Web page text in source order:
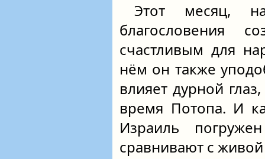
Этот месяц,
благословения
счастливым для
нём он также
влияет дурной
время Потопа. И
Израиль
сравнивают с